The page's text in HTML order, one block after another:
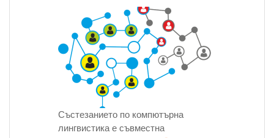
Представяне по теми
Състезанието по компютърна
лингвистика е съвместна